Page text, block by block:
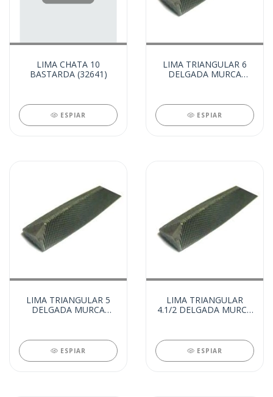
LIMA CHATA 10
BASTARDA (32641)
ESPIAR
LIMA TRIANGULAR 6
DELGADA MURCA
ESPIAR
LIMA TRIANGULAR 5
DELGADA MURCA
ESPIAR
LIMA TRIANGULAR
4.1/2 DELGADA MURCA
ESPIAR